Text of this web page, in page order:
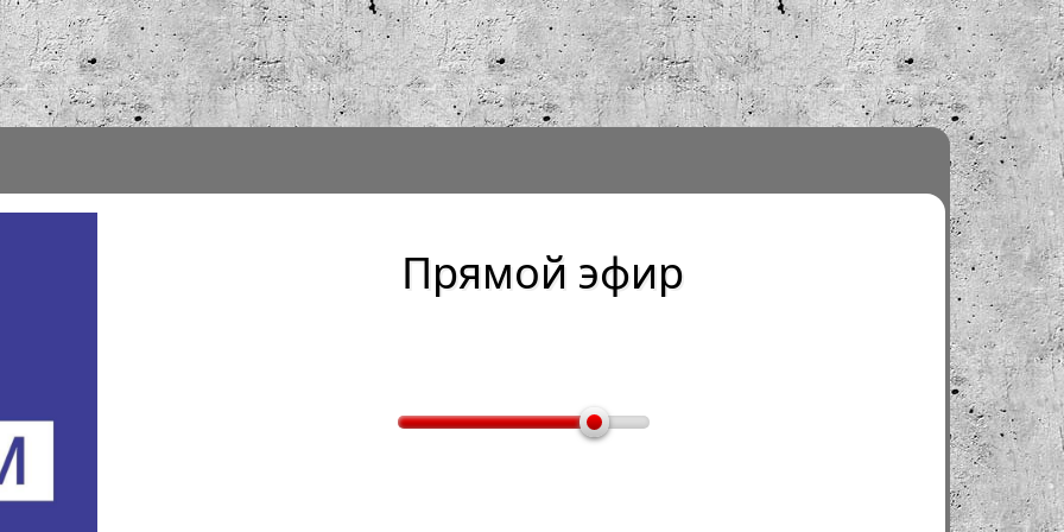
Прямой эфир